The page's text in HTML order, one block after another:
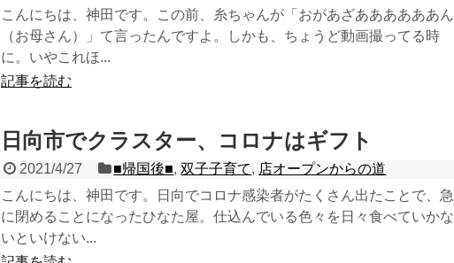
こんにちは、神田です。この前、糸ちゃんが「おがあざああああああん
（お母さん）」て言ったんですよ。しかも、ちょうど動画撮ってる時
に。いやこれほ...
記事を読む
日向市でクラスター、コロナはギフト
2021/4/27 ■帰国後■,双子子育て, 店オープンからの道
こんにちは、神田です。日向でコロナ感染者がたくさん出たことで、急
に閉めることになったひなた屋。仕込んでいる色々を日々食べていかな
いといけない...